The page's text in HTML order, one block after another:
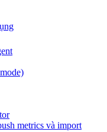
metrics và import